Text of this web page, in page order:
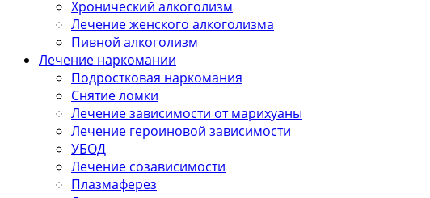
Хронический алкоголизм
Лечение женского алкоголизма
Пивной алкоголизм
Лечение наркомании
Подростковая наркомания
Снятие ломки
Лечение зависимости от марихуаны
Лечение героиновой зависимости
УБОД
Лечение созависимости
Плазмаферез